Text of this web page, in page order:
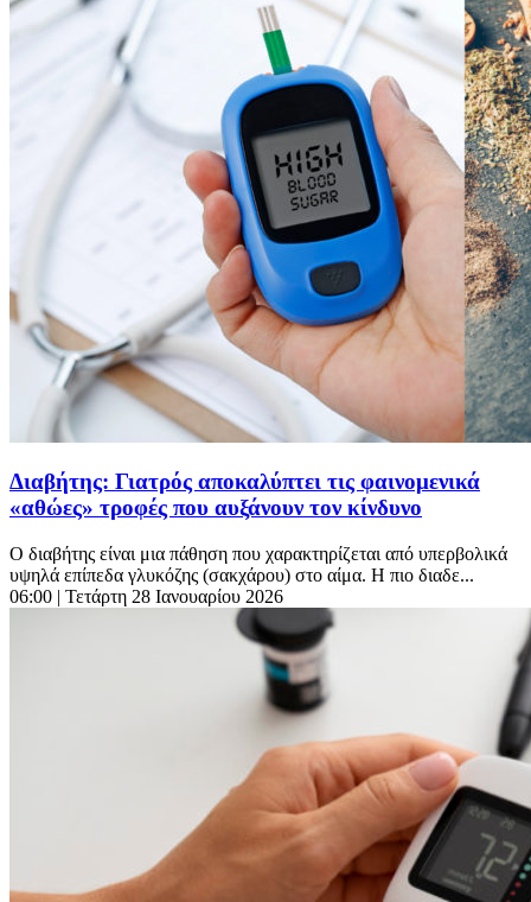
Διαβήτης: Γιατρός αποκαλύπτει τις φαινομενικά
«αθώες» τροφές που αυξάνουν τον κίνδυνο
Ο διαβήτης είναι μια πάθηση που χαρακτηρίζεται από υπερβολικά
υψηλά επίπεδα γλυκόζης (σακχάρου) στο αίμα. Η πιο διαδε...
06:00 | Τετάρτη 28 Ιανουαρίου 2026